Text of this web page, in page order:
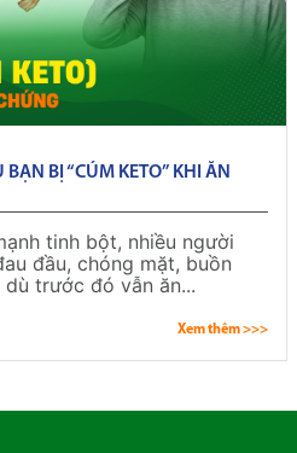
BẠN BỊ “CÚM KETO” KHI ĂN
tinh bột, nhiều người
đầu, chóng mặt, buồn
trước đó vẫn ăn...
Xem thêm >>>